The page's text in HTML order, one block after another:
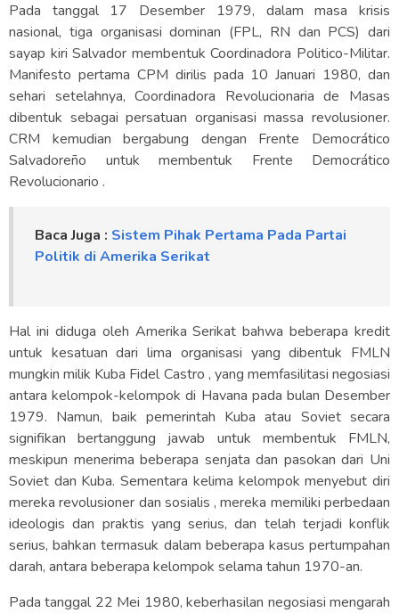
Pada tanggal 17 Desember 1979, dalam masa krisis
nasional, tiga organisasi dominan (FPL, RN dan PCS) dari
sayap kiri Salvador membentuk Coordinadora Politico-Militar.
Manifesto pertama CPM dirilis pada 10 Januari 1980, dan
sehari setelahnya, Coordinadora Revolucionaria de Masas
dibentuk sebagai persatuan organisasi massa revolusioner.
CRM kemudian bergabung dengan Frente Democrático
Salvadoreño untuk membentuk Frente Democrático
Revolucionario .
Baca Juga : Sistem Pihak Pertama Pada Partai
Politik di Amerika Serikat
Hal ini diduga oleh Amerika Serikat bahwa beberapa kredit
untuk kesatuan dari lima organisasi yang dibentuk FMLN
mungkin milik Kuba Fidel Castro , yang memfasilitasi negosiasi
antara kelompok-kelompok di Havana pada bulan Desember
1979. Namun, baik pemerintah Kuba atau Soviet secara
signifikan bertanggung jawab untuk membentuk FMLN,
meskipun menerima beberapa senjata dan pasokan dari Uni
Soviet dan Kuba. Sementara kelima kelompok menyebut diri
mereka revolusioner dan sosialis , mereka memiliki perbedaan
ideologis dan praktis yang serius, dan telah terjadi konflik
serius, bahkan termasuk dalam beberapa kasus pertumpahan
darah, antara beberapa kelompok selama tahun 1970-an.
Pada tanggal 22 Mei 1980, keberhasilan negosiasi mengarah